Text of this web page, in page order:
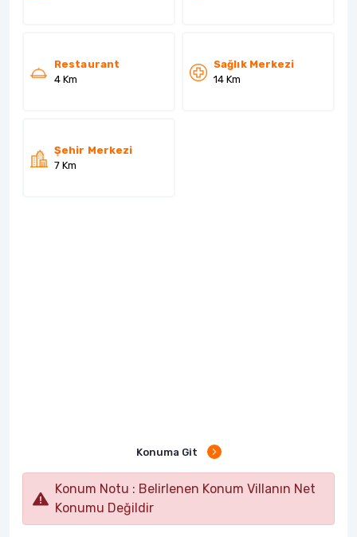
Restaurant
4 Km
Sağlık Merkezi
14 Km
Şehir Merkezi
7 Km
Konuma Git
Konum Notu : Belirlenen Konum Villanın Net
Konumu Değildir